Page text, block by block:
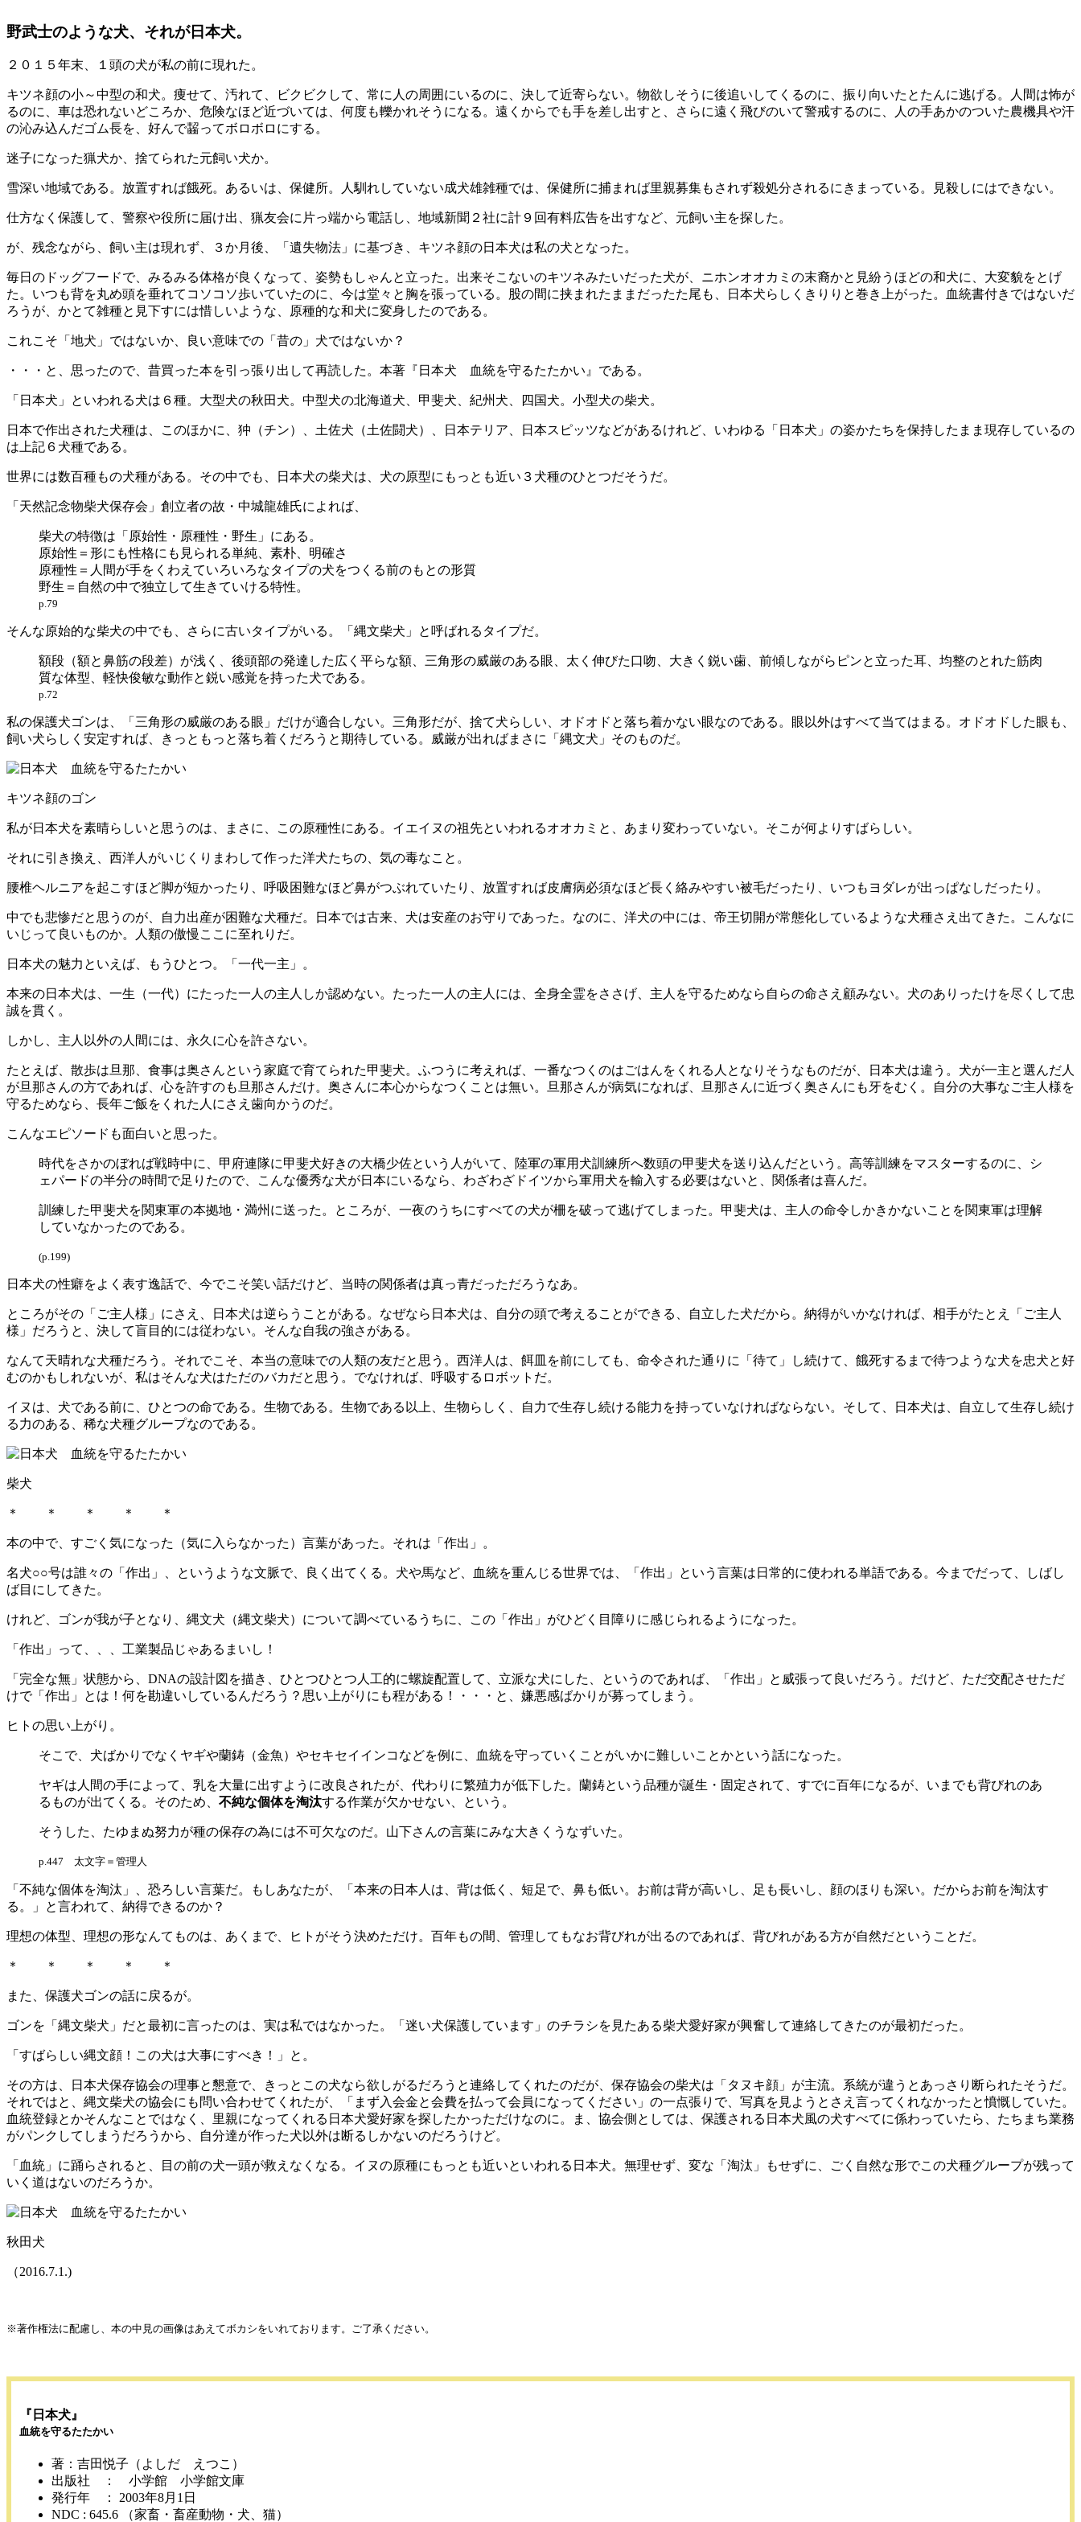
野武士のような犬、それが日本犬。
２０１５年末、１頭の犬が私の前に現れた。
キツネ顔の小～中型の和犬。痩せて、汚れて、ビクビクして、常に人の周囲にいるのに、決して近寄らない。物欲しそうに後追いしてくるのに、振り向いたとたんに逃げる。人間は怖が
るのに、車は恐れないどころか、危険なほど近づいては、何度も轢かれそうになる。遠くからでも手を差し出すと、さらに遠く飛びのいて警戒するのに、人の手あかのついた農機具や汗
の沁み込んだゴム長を、好んで齧ってボロボロにする。
迷子になった猟犬か、捨てられた元飼い犬か。
雪深い地域である。放置すれば餓死。あるいは、保健所。人馴れしていない成犬雄雑種では、保健所に捕まれば里親募集もされず殺処分されるにきまっている。見殺しにはできない。
仕方なく保護して、警察や役所に届け出、猟友会に片っ端から電話し、地域新聞２社に計９回有料広告を出すなど、元飼い主を探した。
が、残念ながら、飼い主は現れず、３か月後、「遺失物法」に基づき、キツネ顔の日本犬は私の犬となった。
毎日のドッグフードで、みるみる体格が良くなって、姿勢もしゃんと立った。出来そこないのキツネみたいだった犬が、ニホンオオカミの末裔かと見紛うほどの和犬に、大変貌をとげ
た。いつも背を丸め頭を垂れてコソコソ歩いていたのに、今は堂々と胸を張っている。股の間に挟まれたままだったた尾も、日本犬らしくきりりと巻き上がった。血統書付きではないだ
ろうが、かとて雑種と見下すには惜しいような、原種的な和犬に変身したのである。
これこそ「地犬」ではないか、良い意味での「昔の」犬ではないか？
・・・と、思ったので、昔買った本を引っ張り出して再読した。本著『日本犬 血統を守るたたかい』である。
「日本犬」といわれる犬は６種。大型犬の秋田犬。中型犬の北海道犬、甲斐犬、紀州犬、四国犬。小型犬の柴犬。
日本で作出された犬種は、このほかに、狆（チン）、土佐犬（土佐闘犬）、日本テリア、日本スピッツなどがあるけれど、いわゆる「日本犬」の姿かたちを保持したまま現存しているの
は上記６犬種である。
世界には数百種もの犬種がある。その中でも、日本犬の柴犬は、犬の原型にもっとも近い３犬種のひとつだそうだ。
「天然記念物柴犬保存会」創立者の故・中城龍雄氏によれば、
柴犬の特徴は「原始性・原種性・野生」にある。
原始性＝形にも性格にも見られる単純、素朴、明確さ
原種性＝人間が手をくわえていろいろなタイプの犬をつくる前のもとの形質
野生＝自然の中で独立して生きていける特性。
p.79
そんな原始的な柴犬の中でも、さらに古いタイプがいる。「縄文柴犬」と呼ばれるタイプだ。
額段（額と鼻筋の段差）が浅く、後頭部の発達した広く平らな額、三角形の威厳のある眼、太く伸びた口吻、大きく鋭い歯、前傾しながらピンと立った耳、均整のとれた筋肉
質な体型、軽快俊敏な動作と鋭い感覚を持った犬である。
p.72
私の保護犬ゴンは、「三角形の威厳のある眼」だけが適合しない。三角形だが、捨て犬らしい、オドオドと落ち着かない眼なのである。眼以外はすべて当てはまる。オドオドした眼も、
飼い犬らしく安定すれば、きっともっと落ち着くだろうと期待している。威厳が出ればまさに「縄文犬」そのものだ。
キツネ顔のゴン
私が日本犬を素晴らしいと思うのは、まさに、この原種性にある。イエイヌの祖先といわれるオオカミと、あまり変わっていない。そこが何よりすばらしい。
それに引き換え、西洋人がいじくりまわして作った洋犬たちの、気の毒なこと。
腰椎ヘルニアを起こすほど脚が短かったり、呼吸困難なほど鼻がつぶれていたり、放置すれば皮膚病必須なほど長く絡みやすい被毛だったり、いつもヨダレが出っぱなしだったり。
中でも悲惨だと思うのが、自力出産が困難な犬種だ。日本では古来、犬は安産のお守りであった。なのに、洋犬の中には、帝王切開が常態化しているような犬種さえ出てきた。こんなに
いじって良いものか。人類の傲慢ここに至れりだ。
日本犬の魅力といえば、もうひとつ。「一代一主」。
本来の日本犬は、一生（一代）にたった一人の主人しか認めない。たった一人の主人には、全身全霊をささげ、主人を守るためなら自らの命さえ顧みない。犬のありったけを尽くして忠
誠を貫く。
しかし、主人以外の人間には、永久に心を許さない。
たとえば、散歩は旦那、食事は奥さんという家庭で育てられた甲斐犬。ふつうに考えれば、一番なつくのはごはんをくれる人となりそうなものだが、日本犬は違う。犬が一主と選んだ人
が旦那さんの方であれば、心を許すのも旦那さんだけ。奥さんに本心からなつくことは無い。旦那さんが病気になれば、旦那さんに近づく奥さんにも牙をむく。自分の大事なご主人様を
守るためなら、長年ご飯をくれた人にさえ歯向かうのだ。
こんなエピソードも面白いと思った。
時代をさかのぼれば戦時中に、甲府連隊に甲斐犬好きの大橋少佐という人がいて、陸軍の軍用犬訓練所へ数頭の甲斐犬を送り込んだという。高等訓練をマスターするのに、シ
ェパードの半分の時間で足りたので、こんな優秀な犬が日本にいるなら、わざわざドイツから軍用犬を輸入する必要はないと、関係者は喜んだ。
訓練した甲斐犬を関東軍の本拠地・満州に送った。ところが、一夜のうちにすべての犬が柵を破って逃げてしまった。甲斐犬は、主人の命令しかきかないことを関東軍は理解
していなかったのである。
(p.199)
日本犬の性癖をよく表す逸話で、今でこそ笑い話だけど、当時の関係者は真っ青だっただろうなあ。
ところがその「ご主人様」にさえ、日本犬は逆らうことがある。なぜなら日本犬は、自分の頭で考えることができる、自立した犬だから。納得がいかなければ、相手がたとえ「ご主人
様」だろうと、決して盲目的には従わない。そんな自我の強さがある。
なんて天晴れな犬種だろう。それでこそ、本当の意味での人類の友だと思う。西洋人は、餌皿を前にしても、命令された通りに「待て」し続けて、餓死するまで待つような犬を忠犬と好
むのかもしれないが、私はそんな犬はただのバカだと思う。でなければ、呼吸するロボットだ。
イヌは、犬である前に、ひとつの命である。生物である。生物である以上、生物らしく、自力で生存し続ける能力を持っていなければならない。そして、日本犬は、自立して生存し続け
る力のある、稀な犬種グループなのである。
柴犬
＊ ＊ ＊ ＊ ＊
本の中で、すごく気になった（気に入らなかった）言葉があった。それは「作出」。
名犬○○号は誰々の「作出」、というような文脈で、良く出てくる。犬や馬など、血統を重んじる世界では、「作出」という言葉は日常的に使われる単語である。今までだって、しばし
ば目にしてきた。
けれど、ゴンが我が子となり、縄文犬（縄文柴犬）について調べているうちに、この「作出」がひどく目障りに感じられるようになった。
「作出」って、、、工業製品じゃあるまいし！
「完全な無」状態から、DNAの設計図を描き、ひとつひとつ人工的に螺旋配置して、立派な犬にした、というのであれば、「作出」と威張って良いだろう。だけど、ただ交配させただ
けで「作出」とは！何を勘違いしているんだろう？思い上がりにも程がある！・・・と、嫌悪感ばかりが募ってしまう。
ヒトの思い上がり。
そこで、犬ばかりでなくヤギや蘭鋳（金魚）やセキセイインコなどを例に、血統を守っていくことがいかに難しいことかという話になった。
ヤギは人間の手によって、乳を大量に出すように改良されたが、代わりに繁殖力が低下した。蘭鋳という品種が誕生・固定されて、すでに百年になるが、いまでも背びれのあ
るものが出てくる。そのため、 不純な個体を淘汰する作業が欠かせない、という。
そうした、たゆまぬ努力が種の保存の為には不可欠なのだ。山下さんの言葉にみな大きくうなずいた。
p.447 太文字＝管理人
「不純な個体を淘汰」、恐ろしい言葉だ。もしあなたが、「本来の日本人は、背は低く、短足で、鼻も低い。お前は背が高いし、足も長いし、顔のほりも深い。だからお前を淘汰す
る。」と言われて、納得できるのか？
理想の体型、理想の形なんてものは、あくまで、ヒトがそう決めただけ。百年もの間、管理してもなお背びれが出るのであれば、背びれがある方が自然だということだ。
＊ ＊ ＊ ＊ ＊
また、保護犬ゴンの話に戻るが。
ゴンを「縄文柴犬」だと最初に言ったのは、実は私ではなかった。「迷い犬保護しています」のチラシを見たある柴犬愛好家が興奮して連絡してきたのが最初だった。
「すばらしい縄文顔！この犬は大事にすべき！」と。
その方は、日本犬保存協会の理事と懇意で、きっとこの犬なら欲しがるだろうと連絡してくれたのだが、保存協会の柴犬は「タヌキ顔」が主流。系統が違うとあっさり断られたそうだ。
それではと、縄文柴犬の協会にも問い合わせてくれたが、「まず入会金と会費を払って会員になってください」の一点張りで、写真を見ようとさえ言ってくれなかったと憤慨していた。
血統登録とかそんなことではなく、里親になってくれる日本犬愛好家を探したかっただけなのに。ま、協会側としては、保護される日本犬風の犬すべてに係わっていたら、たちまち業務
がパンクしてしまうだろうから、自分達が作った犬以外は断るしかないのだろうけど。
「血統」に踊らされると、目の前の犬一頭が救えなくなる。イヌの原種にもっとも近いといわれる日本犬。無理せず、変な「淘汰」もせずに、ごく自然な形でこの犬種グループが残って
いく道はないのだろうか。
秋田犬
（2016.7.1.)
※著作権法に配慮し、本の中見の画像はあえてボカシをいれております。ご了承ください。
『日本犬』
血統を守るたたかい
著：吉田悦子（よしだ えつこ）
出版社 ： 小学館 小学館文庫
発行年 ： 2003年8月1日
NDC : 645.6 （家畜・畜産動物・犬、猫）